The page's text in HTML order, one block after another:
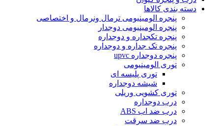
دسته بندی کالاها
پنجره الومینیومی ترمال ونرمال و اختصاصی
پنجره الومینیومی دوجدار
پنجره تکجداره و دوجداره
پنجره تک جداره و دوجداره
پنجره دوجداره upvc
توری الومینیومی
توری پلیسه ای
شیشه دوجداره
توری کشویی وریلی
درب دوجداره
درب ضد اب ABS
درب ضد سرقت